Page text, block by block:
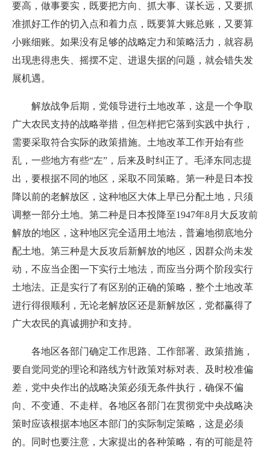
要高，做事要实，既要把方向、抓大事、谋长远，又要抓
准抓好工作的切入点和着力点，既要算大账总账，又要算
小账细账。如果没有足够的战略定力和策略活力，就容易
出现患得患失、摇摆不定、进退失据的问题，就会错失发
展机遇。
解放战争后期，党领导进行土地改革，这是一个争取
广大农民支持的战略举措，但怎样把它落到实践中执行，
需要采取符合实际的政策措施。土地改革工作开始有些
乱，一些地方有些“左”，后来及时纠正了。毛泽东同志提
出，要根据不同的地区，采取不同策略。第一种是日本投
降以前的老解放区，这种地区大体上早已分配土地，只须
调整一部分土地。第二种是日本投降至1947年8月大反攻前
解放的地区，这种地区完全适用土地法，普遍地彻底地分
配土地。第三种是大反攻后新解放的地区，因群众尚未发
动，不应当企图一下实行土地法，而应当分两个阶段实行
土地法。正是实行了有区别的正确的策略，整个土地改革
进行得很顺利，无论老解放区还是新解放区，党都赢得了
广大农民的真诚拥护和支持。
各地区各部门确定工作思路、工作部署、政策措施，
要自觉同党的理论和路线方针政策对标对表、及时校准偏
差，党中央作出的战略决策必须无条件执行，确保不偏
向、不变通、不走样。各地区各部门在贯彻党中央战略决
策时应该根据本地区本部门的实际制定策略，这是必须
的。同时也要注意，大家提出的各种策略，有的可能是符